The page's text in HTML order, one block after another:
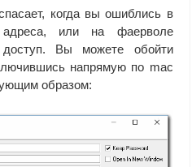
когда вы ошиблись в
адреса, или на фаерволе
Вы можете обойти
напрямую по mac
образом: